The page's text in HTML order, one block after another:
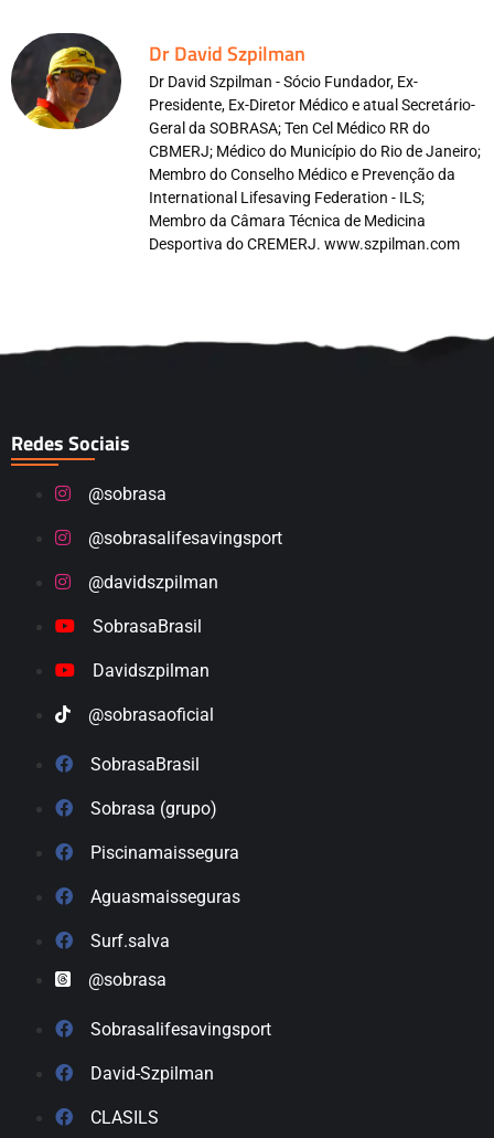
Dr David Szpilman
Dr David Szpilman - Sócio Fundador, Ex-
Presidente, Ex-Diretor Médico e atual Secretário-
Geral da SOBRASA; Ten Cel Médico RR do
CBMERJ; Médico do Município do Rio de Janeiro;
Membro do Conselho Médico e Prevenção da
International Lifesaving Federation - ILS;
Membro da Câmara Técnica de Medicina
Desportiva do CREMERJ. www.szpilman.com
Redes Sociais
@sobrasa
@sobrasalifesavingsport
@davidszpilman
SobrasaBrasil
Davidszpilman
@sobrasaoficial
SobrasaBrasil
Sobrasa (grupo)
Piscinamaissegura
Aguasmaisseguras
Surf.salva
@sobrasa
Sobrasalifesavingsport
David-Szpilman
CLASILS